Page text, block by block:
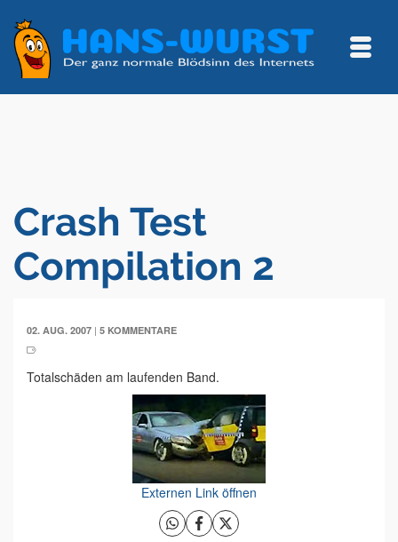
Crash Test
Compilation 2
02. AUG. 2007 | 5 KOMMENTARE
Totalschäden am laufenden Band.
Externen Link öffnen